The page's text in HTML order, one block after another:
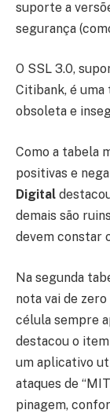
suporte a
segurança
O SSL 3.0,
Citibank, é uma
obsoleta e
Como a tabela
positivas e
Digital
demais são
devem constar
Na segunda
nota vai de zero
célula sempre
destacou o item
um aplicativo
ataques de
pinagem,